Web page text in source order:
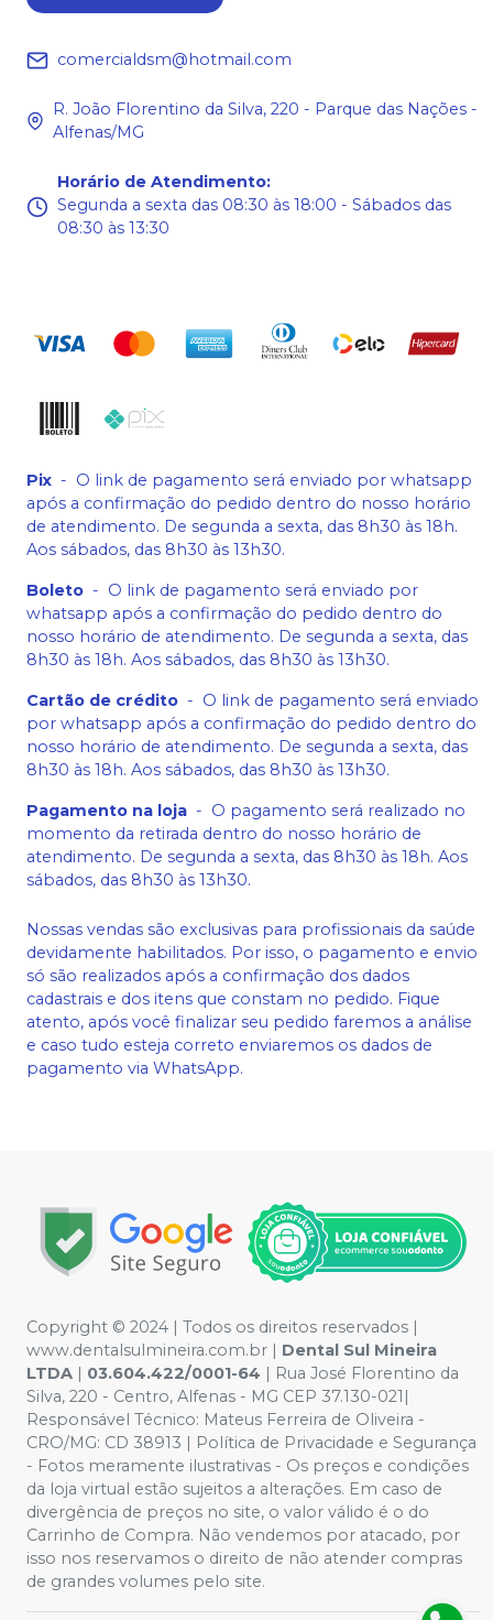
comercialdsm@hotmail.com
R. João Florentino da Silva, 220 - Parque das Nações -
Alfenas/MG
Horário de Atendimento:
Segunda a sexta das 08:30 às 18:00 - Sábados das
08:30 às 13:30
Pix - O link de pagamento será enviado por whatsapp
após a confirmação do pedido dentro do nosso horário
de atendimento. De segunda a sexta, das 8h30 às 18h.
Aos sábados, das 8h30 às 13h30.
Boleto - O link de pagamento será enviado por
whatsapp após a confirmação do pedido dentro do
nosso horário de atendimento. De segunda a sexta, das
8h30 às 18h. Aos sábados, das 8h30 às 13h30.
Cartão de crédito - O link de pagamento será enviado
por whatsapp após a confirmação do pedido dentro do
nosso horário de atendimento. De segunda a sexta, das
8h30 às 18h. Aos sábados, das 8h30 às 13h30.
Pagamento na loja - O pagamento será realizado no
momento da retirada dentro do nosso horário de
atendimento. De segunda a sexta, das 8h30 às 18h. Aos
sábados, das 8h30 às 13h30.
Nossas vendas são exclusivas para profissionais da saúde
devidamente habilitados. Por isso, o pagamento e envio
só são realizados após a confirmação dos dados
cadastrais e dos itens que constam no pedido. Fique
atento, após você finalizar seu pedido faremos a análise
e caso tudo esteja correto enviaremos os dados de
pagamento via WhatsApp.
Copyright © 2024 | Todos os direitos reservados |
www.dentalsulmineira.com.br | Dental Sul Mineira
LTDA | 03.604.422/0001-64 | Rua José Florentino da
Silva, 220 - Centro, Alfenas - MG CEP 37.130-021|
Responsável Técnico: Mateus Ferreira de Oliveira -
CRO/MG: CD 38913 | Política de Privacidade e Segurança
- Fotos meramente ilustrativas - Os preços e condições
da loja virtual estão sujeitos a alterações. Em caso de
divergência de preços no site, o valor válido é o do
Carrinho de Compra. Não vendemos por atacado, por
isso nos reservamos o direito de não atender compras
de grandes volumes pelo site.